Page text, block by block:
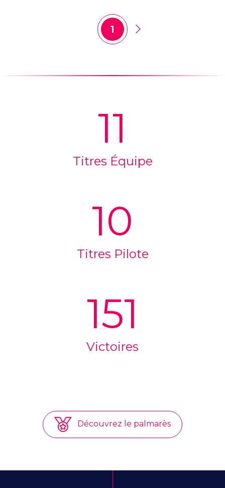
1
11
Titres Équipe
10
Titres Pilote
151
Victoires
Découvrez le palmarès